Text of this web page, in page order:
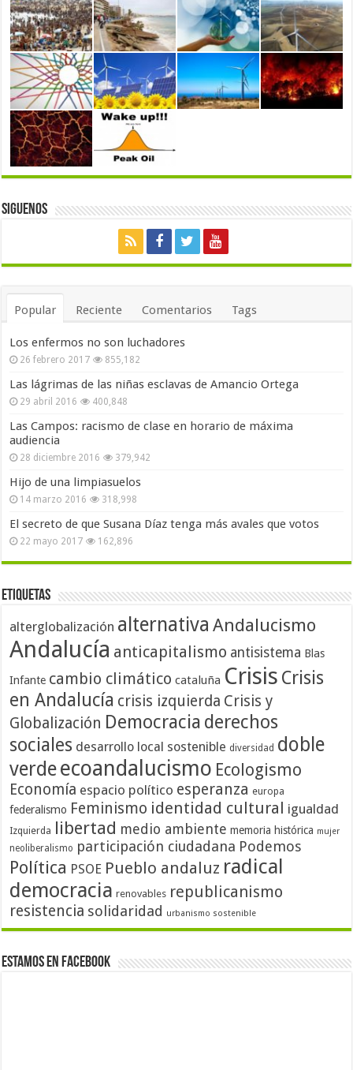
Siguenos
Popular Reciente Comentarios Tags
Los enfermos no son luchadores
26 febrero 2017 855,182
Las lágrimas de las niñas esclavas de Amancio Ortega
29 abril 2016 400,848
Las Campos: racismo de clase en horario de máxima
audiencia
28 diciembre 2016 379,942
Hijo de una limpiasuelos
14 marzo 2016 318,998
El secreto de que Susana Díaz tenga más avales que votos
22 mayo 2017 162,896
Etiquetas
alterglobalización alternativa Andalucismo
Andalucía anticapitalismo antisistema Blas
Infante cambio climático cataluña Crisis Crisis
en Andalucía crisis izquierda Crisis y
Globalización Democracia derechos
sociales desarrollo local sostenible diversidad doble
verdeecoandalucismo Ecologismo
Economía espacio político esperanza europa
federalismo Feminismo identidad cultural igualdad
Izquierda libertad medio ambiente memoria histórica mujer
neoliberalismo participación ciudadana Podemos
Política PSOE Pueblo andaluz radical
democracia renovables republicanismo
resistencia solidaridad urbanismo sostenible
Estamos en Facebook